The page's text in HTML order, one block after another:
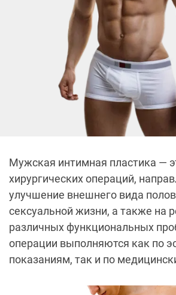
Мужская интимная пластика —
хирургических операций,
улучшение внешнего вида
сексуальной жизни, а также на
различных функциональных
операции выполняются как по
показаниям, так и по